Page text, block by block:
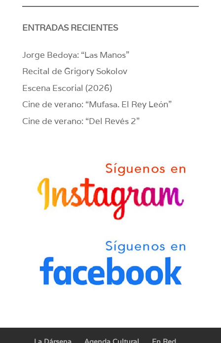
ENTRADAS RECIENTES
Jorge Bedoya: “Las Manos”
Recital de Grigory Sokolov
Escena Escorial (2026)
Cine de verano: “Mufasa. El Rey León”
Cine de verano: “Del Revés 2”